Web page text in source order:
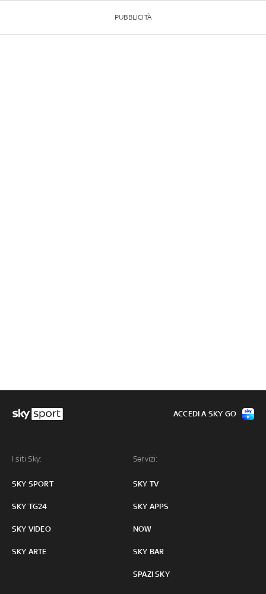
PUBBLICITÀ
I siti Sky:
SKY SPORT
SKY TG24
SKY VIDEO
SKY ARTE
Servizi:
SKY TV
SKY APPS
NOW
SKY BAR
SPAZI SKY
ACCEDI A SKY GO